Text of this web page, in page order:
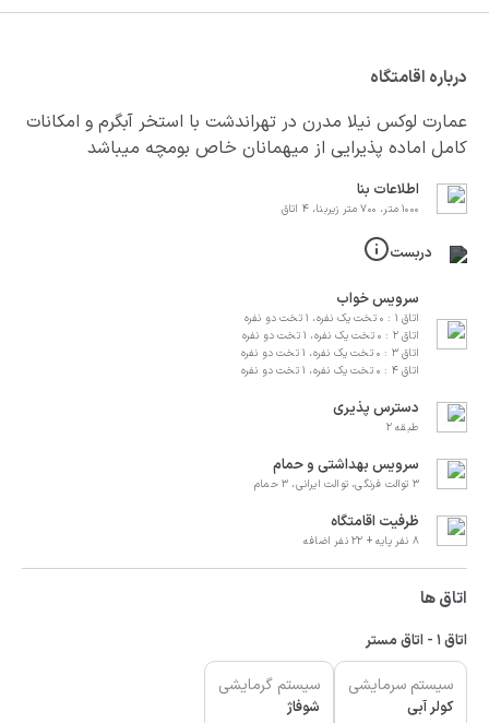
درباره اقامتگاه
عمارت لوکس نیلا مدرن در تهراندشت با استخر آبگرم و امکانات
کامل اماده پذیرایی از میهمانان خاص بومچه میباشد
اطلاعات بنا
۱۰۰۰ متر، ۷۰۰ متر زیربنا، 4 اتاق
دربست
سرویس خواب
اتاق 1 : 0 تخت یک نفره، 1 تخت دو نفره
اتاق 2 : 0 تخت یک نفره، 1 تخت دو نفره
اتاق 3 : 0 تخت یک نفره، 1 تخت دو نفره
اتاق 4 : 0 تخت یک نفره، 1 تخت دو نفره
دسترس پذیری
طبقه 2
سرویس بهداشتی و حمام
3 توالت فرنگی، توالت ایرانی، 3 حمام
ظرفیت اقامتگاه
8 نفر پایه + 22 نفر اضافه
اتاق ها
اتاق 1 - اتاق مستر
سیستم سرمایشی
کولر آبی
سیستم گرمایشی
شوفاژ